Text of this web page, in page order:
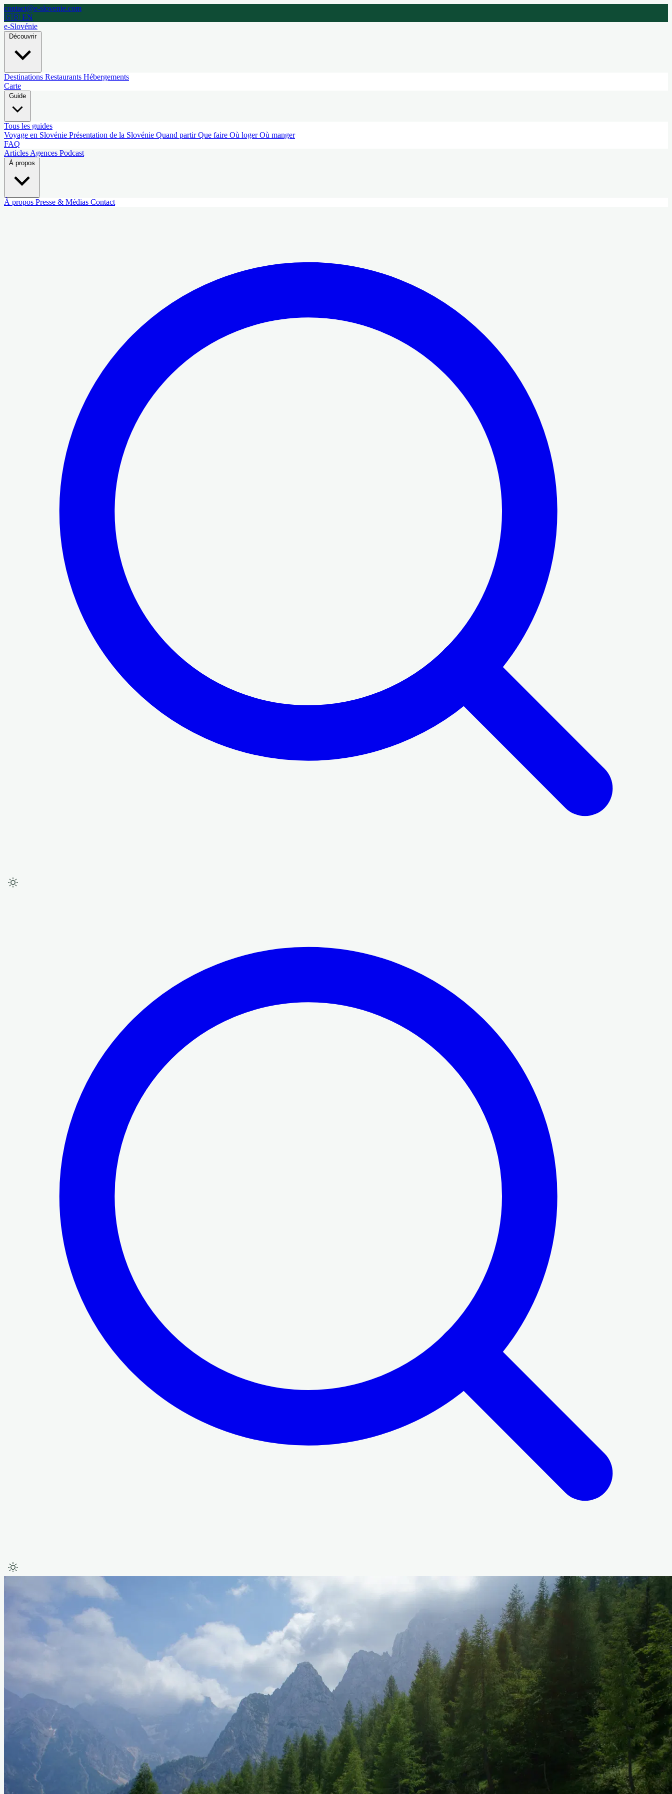
contact@e-slovenie.com
🇬🇧 EN
e-Slovénie
Découvrir
Destinations Restaurants Hébergements
Carte
Tous les guides
Voyage en Slovénie Présentation de la Slovénie Quand partirQue faire Où logerOù manger
FAQ
Articles Agences Podcast
À propos Presse & Médias Contact